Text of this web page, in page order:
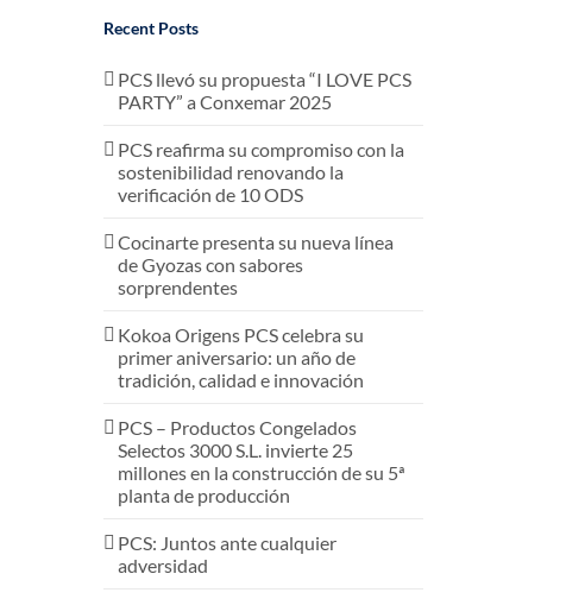
Recent Posts
PCS llevó su propuesta “I LOVE PCS
PARTY” a Conxemar 2025
PCS reafirma su compromiso con la
sostenibilidad renovando la
verificación de 10 ODS
Cocinarte presenta su nueva línea
de Gyozas con sabores
sorprendentes
Kokoa Origens PCS celebra su
primer aniversario: un año de
tradición, calidad e innovación
PCS – Productos Congelados
Selectos 3000 S.L. invierte 25
millones en la construcción de su 5ª
planta de producción
PCS: Juntos ante cualquier
adversidad